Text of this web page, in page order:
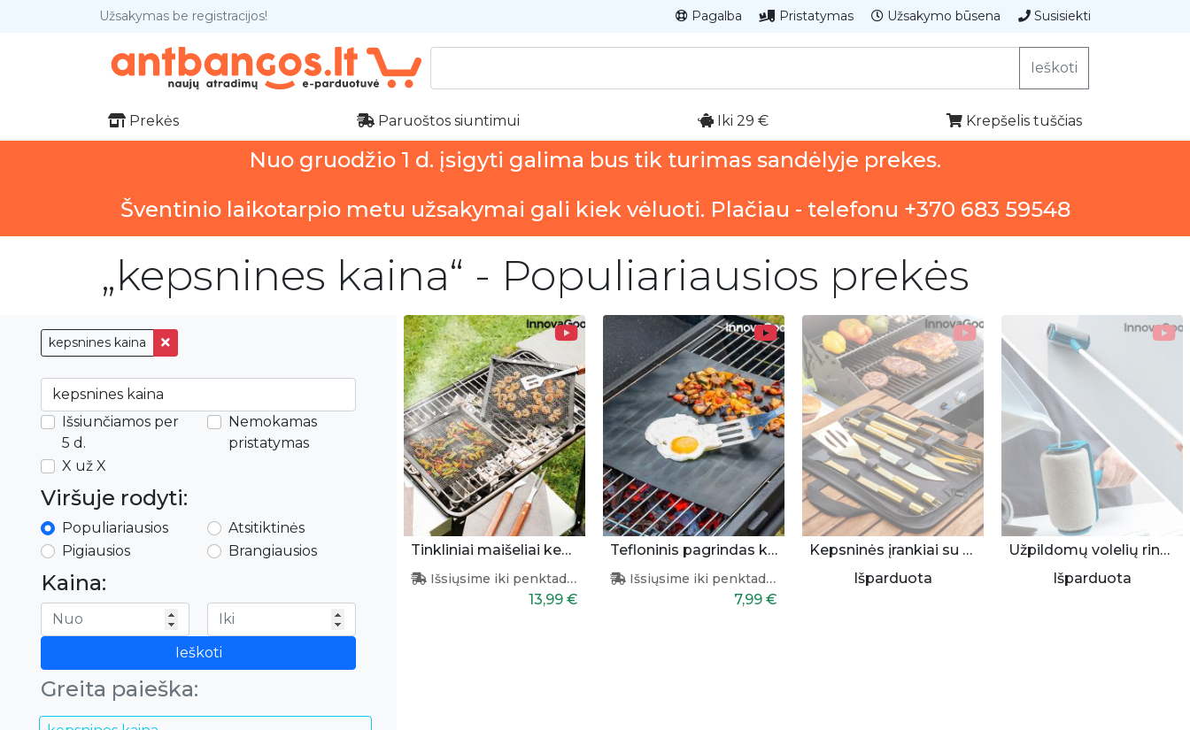
Užsakymas be registracijos! Pagalba Pristatymas Užsakymo būsena Susisiekti
Ieškoti
Prekės Paruoštos siuntimui Iki 29 € Krepšelis tuščias
Nuo gruodžio 1 d. įsigyti galima bus tik turimas sandėlyje prekes.
Šventinio laikotarpio metu užsakymai gali kiek vėluoti. Plačiau - telefonu +370 683 59548
„kepsnines kaina“ - Populiariausios prekės
kepsnines kaina
Išsiunčiamos per
5 d.
Nemokamas
pristatymas
X už X
Viršuje rodyti:
Populiariausios
Atsitiktinės
Pigiausios
Brangiausios
Kaina:
Ieškoti
Greita paieška:
Tinkliniai maišeliai kepimui
Išsiųsime iki penktadienio
13,99 €
Tefloninis pagrindas kepimui
Išsiųsime iki penktadienio
7,99 €
Kepsninės įrankiai su dėklu (6 aukso spalvos dalys)
Išparduota
Užpildomų volelių rinkinys
Išparduota